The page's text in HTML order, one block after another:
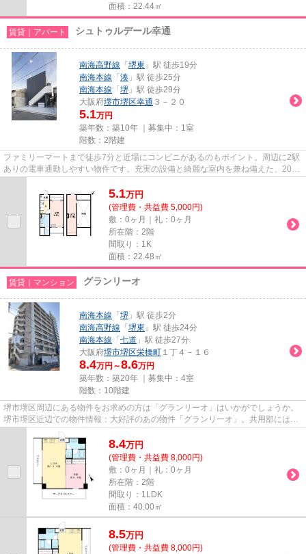
面積：22.44㎡
賃貸｜アパート シュトゥルデール幸通
南海高野線 「 堺東 」駅 徒歩19分
南海本線 「 湊 」駅 徒歩25分
南海本線 「 堺 」駅 徒歩29分
大阪府堺市堺区幸通 ３－２０
5.1万円
築年数：築10年 ｜募集中： 1室
階数：2階建
ファミリーマートまで徒歩7分と近場にコンビニがあるのもポイント。周辺に2駅
ありの電車通勤しやすい物件です。充実の設備と綺麗な室内を兼ね備えた、2016
5.1万円
(管理費・共益費 5,000円)
敷：0ヶ月｜礼：0ヶ月
所在階：2階
間取り：1K
面積：22.48㎡
賃貸｜マンション グランリーオ
南海本線 「 堺 」駅 徒歩2分
南海高野線 「 堺東 」駅 徒歩24分
南海本線 「 七道 」駅 徒歩27分
大阪府堺市堺区栄橋町 １丁４－１６
8.4万円～8.6万円
築年数：築20年 ｜募集中： 4室
階数：10階建
堺市堺区周辺にある物件をお求めの方は「グランリーオ」はいかがでしょうか。
堺市堺区近辺での物件情報：大好評のあの物件「グランリーオ」。共用部には敷
地内ごみ置き場・エレベータ...
8.4万円
(管理費・共益費 8,000円)
敷：0ヶ月｜礼：0ヶ月
所在階：2階
間取り：1LDK
面積：40.00㎡
8.5万円
(管理費・共益費 8,000円)